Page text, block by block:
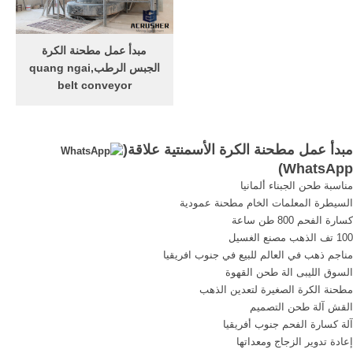
غرب شمال مبدأ المطرقة
مطحنة,hengchang ماكينات
الكرة مطحنة.
مبدأ عمل مطحنة الكرة
الجبس الرطب,quang ngai
belt conveyor
مبدأ عمل مطحنة الكرة الأسمنتية علاقة(
WhatsApp
)
مناسبة طحن الجبناء ألمانيا
السيطرة المعلمات الخام مطحنة عمودية
كسارة الفحم 800 طن ساعة
100 تف الذهب مصنع الغسيل
مناجم ذهب في العالم للبيع في جنوب افريقيا
السوق الليبى الة طحن القهوة
مطحنة الكرة الصغيرة لتعدين الذهب
القش آلة طحن التصميم
آلة كسارة الفحم جنوب أفريقيا
إعادة تدوير الزجاج ومعداتها